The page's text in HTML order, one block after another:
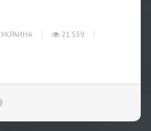
УКРАИНА
21 539